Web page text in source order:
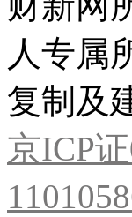
人专属
复制及
京ICP